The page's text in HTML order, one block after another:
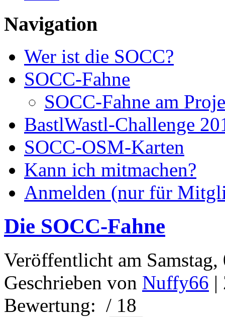
Navigation
Wer ist die SOCC?
SOCC-Fahne
SOCC-Fahne am
BastlWastl-Challenge
SOCC-OSM-Karten
Kann ich mitmachen?
Anmelden (nur für
Die SOCC-Fahne
Veröffentlicht am
Geschrieben von Nuffy66 |
Bewertung: / 18